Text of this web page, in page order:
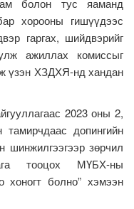
болон тус яаманд
хорооны гишүүдээс
гаргах, шийдвэрийг
ажиллах комиссыг
үзэн ХЗДХЯ-нд хандан
2023 оны 2,
допингийн
шинжилгээгээр зөрчил
тооцох МҮБХ-ны
хоногт болно” хэмээн